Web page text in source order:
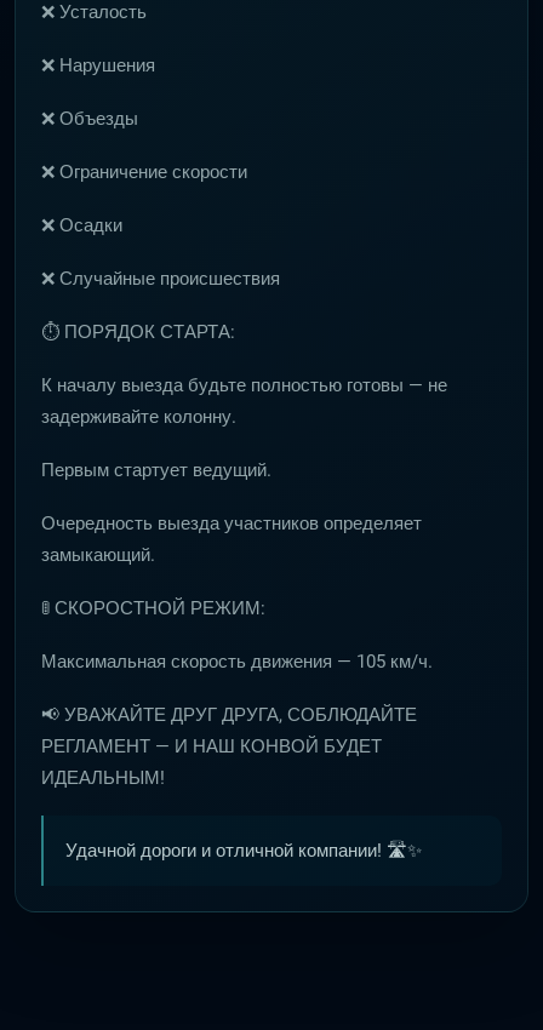
❌ Усталость
❌ Нарушения
❌ Объезды
❌ Ограничение скорости
❌ Осадки
❌ Случайные происшествия
⏱ ПОРЯДОК СТАРТА:
К началу выезда будьте полностью готовы — не
задерживайте колонну.
Первым стартует ведущий.
Очередность выезда участников определяет
замыкающий.
🚦 СКОРОСТНОЙ РЕЖИМ:
Максимальная скорость движения — 105 км/ч.
📢 УВАЖАЙТЕ ДРУГ ДРУГА, СОБЛЮДАЙТЕ
РЕГЛАМЕНТ — И НАШ КОНВОЙ БУДЕТ
ИДЕАЛЬНЫМ!
Удачной дороги и отличной компании! 🛣️✨